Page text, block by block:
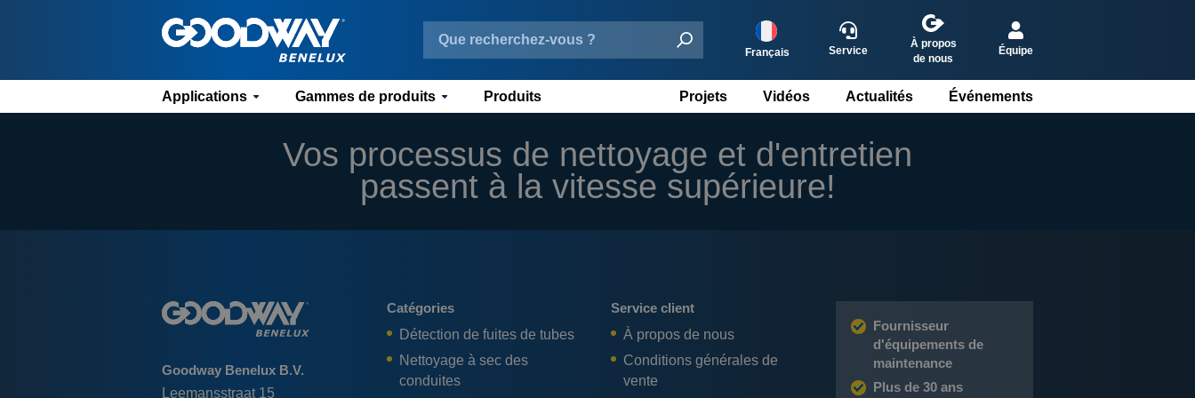
Français
Nederlands
Deutsch
Español
Service
À propos
de nous
Équipe
Applications Gammes de produits Produits Projets Vidéos Actualités Événements
Vos processus de nettoyage et d'entretien
passent à la vitesse supérieure!
Goodway Benelux B.V.
Leemansstraat 15
Catégories
Détection de fuites de tubes
Nettoyage à sec des
conduites
Service client
À propos de nous
Conditions générales de
vente
Fournisseur
d'équipements de
maintenance
Plus de 30 ans